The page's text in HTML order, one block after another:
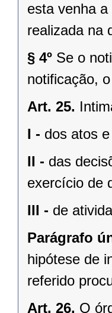
esta venha
realizada na
§ 4º Se o
notificação,
Art. 25.
I - dos atos
II - das
exercício de
III - de
Parágrafo
hipótese de
referido
Art. 26. O